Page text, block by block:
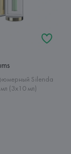
Silenda
(3x10 мл)